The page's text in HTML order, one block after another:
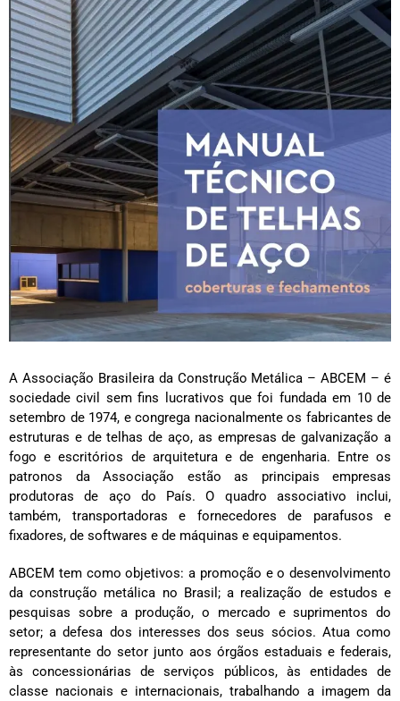
A Associação Brasileira da Construção Metálica – ABCEM – é
sociedade civil sem fins lucrativos que foi fundada em 10 de
setembro de 1974, e congrega nacionalmente os fabricantes de
estruturas e de telhas de aço, as empresas de galvanização a
fogo e escritórios de arquitetura e de engenharia. Entre os
patronos da Associação estão as principais empresas
produtoras de aço do País. O quadro associativo inclui,
também, transportadoras e fornecedores de parafusos e
fixadores, de softwares e de máquinas e equipamentos.
ABCEM tem como objetivos: a promoção e o desenvolvimento
da construção metálica no Brasil; a realização de estudos e
pesquisas sobre a produção, o mercado e suprimentos do
setor; a defesa dos interesses dos seus sócios. Atua como
representante do setor junto aos órgãos estaduais e federais,
às concessionárias de serviços públicos, às entidades de
classe nacionais e internacionais, trabalhando a imagem da